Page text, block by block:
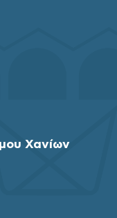
Χανίων